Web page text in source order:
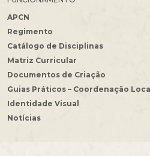
APCN
Regimento
Catálogo de Disciplinas
Matriz Curricular
Documentos de Criação
Guias Práticos – Coordenação Local
Identidade Visual
Notícias